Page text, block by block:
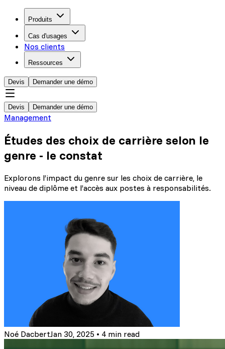
Produits
Cas d'usages
Nos clients
Ressources
Devis Demander une démo
Devis Demander une démo
Management
Études des choix de carrière selon le
genre - le constat
Explorons l’impact du genre sur les choix de carrière, le
niveau de diplôme et l’accès aux postes à responsabilités.
Noé DacbertJan 30, 2025 • 4 min read